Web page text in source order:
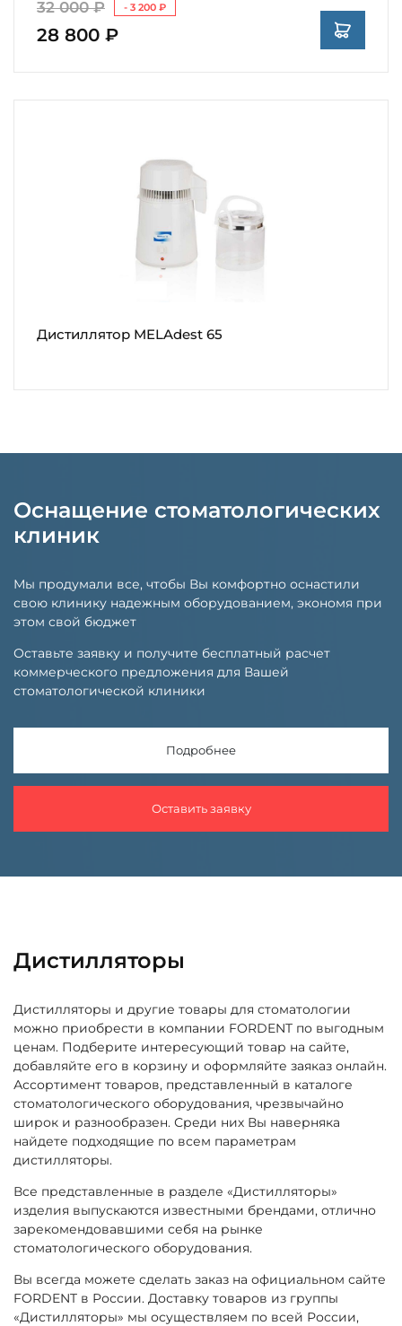
32 000 ₽ - 3 200 ₽
28 800 ₽
Дистиллятор MELAdest 65
Оснащение стоматологических
клиник
Мы продумали все, чтобы Вы комфортно оснастили
свою клинику надежным оборудованием, экономя при
этом свой бюджет
Оставьте заявку и получите бесплатный расчет
коммерческого предложения для Вашей
стоматологической клиники
Подробнее
Оставить заявку
Дистилляторы
Дистилляторы и другие товары для стоматологии
можно приобрести в компании FORDENT по выгодным
ценам. Подберите интересующий товар на сайте,
добавляйте его в корзину и оформляйте заяказ онлайн.
Ассортимент товаров, представленный в каталоге
стоматологического оборудования, чрезвычайно
широк и разнообразен. Среди них Вы наверняка
найдете подходящие по всем параметрам
дистилляторы.
Все представленные в разделе «Дистилляторы»
изделия выпускаются известными брендами, отлично
зарекомендовавшими себя на рынке
стоматологического оборудования.
Вы всегда можете сделать заказ на официальном сайте
FORDENT в России. Доставку товаров из группы
«Дистилляторы» мы осуществляем по всей России,